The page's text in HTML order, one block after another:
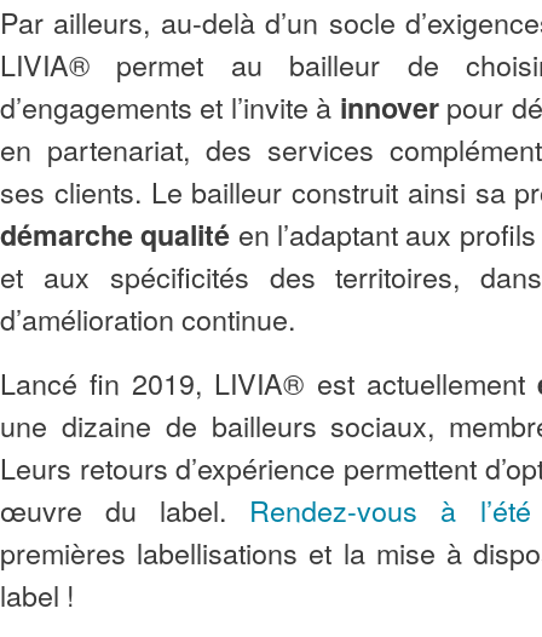
Par ailleurs, au-delà d’un socle
LIVIA® permet au bailleur de
d’engagements et l’invite à innover pour
en partenariat, des services
ses clients. Le bailleur construit ainsi sa
démarche qualité en l’adaptant aux
et aux spécificités des territoires,
d’amélioration continue.
Lancé fin 2019, LIVIA® est actuellement
une dizaine de bailleurs sociaux,
Leurs retours d’expérience permettent
œuvre du label. Rendez-vous à
premières labellisations et la mise à
label !